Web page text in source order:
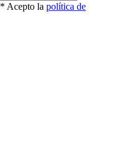
* Acepto la política de